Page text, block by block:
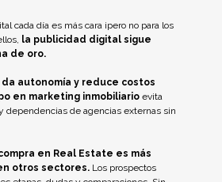
cada día es más cara ¡pero no para los
la publicidad digital sigue
de oro.
autonomía y reduce costos
en marketing inmobiliario evita
dependencias de agencias externas sin
en Real Estate es más
otros sectores. Los prospectos